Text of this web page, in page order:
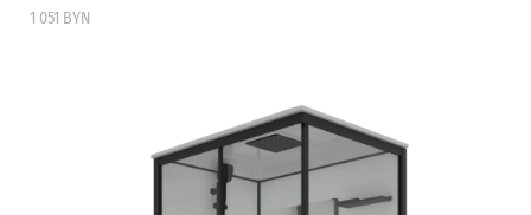
1 051 BYN